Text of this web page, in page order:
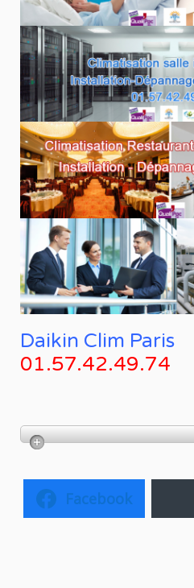
Daikin Clim Paris
01.57.42.49.74
Facebook